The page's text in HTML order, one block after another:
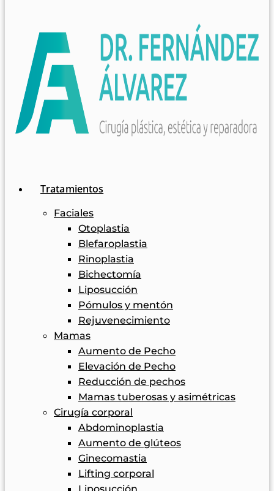
Tratamientos
Faciales
Otoplastia
Blefaroplastia
Rinoplastia
Bichectomía
Liposucción
Pómulos y mentón
Rejuvenecimiento
Mamas
Aumento de Pecho
Elevación de Pecho
Reducción de pechos
Mamas tuberosas y asimétricas
Cirugía corporal
Abdominoplastia
Aumento de glúteos
Ginecomastia
Lifting corporal